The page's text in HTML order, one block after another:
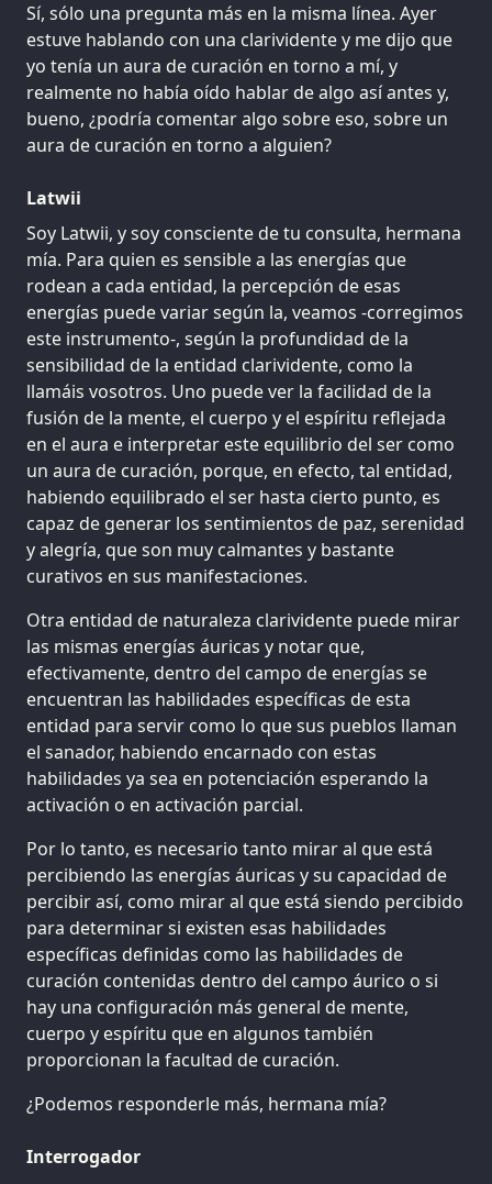
Sí, sólo una pregunta más en la misma línea. Ayer
estuve hablando con una clarividente y me dijo que
yo tenía un aura de curación en torno a mí, y
realmente no había oído hablar de algo así antes y,
bueno, ¿podría comentar algo sobre eso, sobre un
aura de curación en torno a alguien?
Latwii
Soy Latwii, y soy consciente de tu consulta, hermana
mía. Para quien es sensible a las energías que
rodean a cada entidad, la percepción de esas
energías puede variar según la, veamos -corregimos
este instrumento-, según la profundidad de la
sensibilidad de la entidad clarividente, como la
llamáis vosotros. Uno puede ver la facilidad de la
fusión de la mente, el cuerpo y el espíritu reflejada
en el aura e interpretar este equilibrio del ser como
un aura de curación, porque, en efecto, tal entidad,
habiendo equilibrado el ser hasta cierto punto, es
capaz de generar los sentimientos de paz, serenidad
y alegría, que son muy calmantes y bastante
curativos en sus manifestaciones.
Otra entidad de naturaleza clarividente puede mirar
las mismas energías áuricas y notar que,
efectivamente, dentro del campo de energías se
encuentran las habilidades específicas de esta
entidad para servir como lo que sus pueblos llaman
el sanador, habiendo encarnado con estas
habilidades ya sea en potenciación esperando la
activación o en activación parcial.
Por lo tanto, es necesario tanto mirar al que está
percibiendo las energías áuricas y su capacidad de
percibir así, como mirar al que está siendo percibido
para determinar si existen esas habilidades
específicas definidas como las habilidades de
curación contenidas dentro del campo áurico o si
hay una configuración más general de mente,
cuerpo y espíritu que en algunos también
proporcionan la facultad de curación.
¿Podemos responderle más, hermana mía?
Interrogador